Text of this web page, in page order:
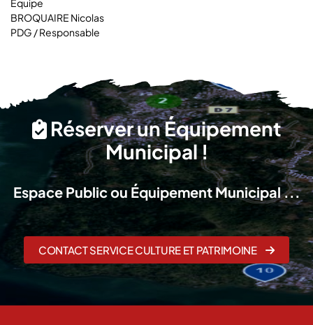
Équipe
BROQUAIRE Nicolas
PDG / Responsable
Réserver un Équipement
Municipal !
Espace Public ou Équipement Municipal ...
CONTACT SERVICE CULTURE ET PATRIMOINE